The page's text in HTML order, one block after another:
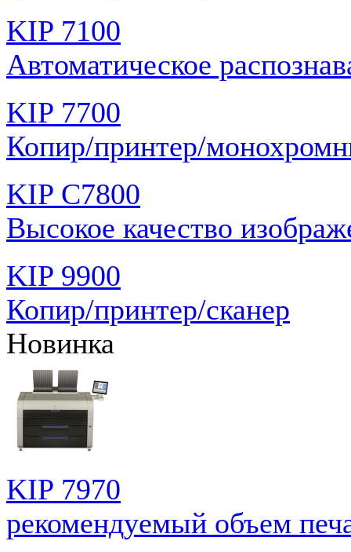
KIP 7100
Автоматическое
KIP 7700
Копир/принтер/
KIP C7800
Высокое качество
KIP 9900
Копир/принтер/сканер
Новинка
KIP 7970
рекомендуемый объем